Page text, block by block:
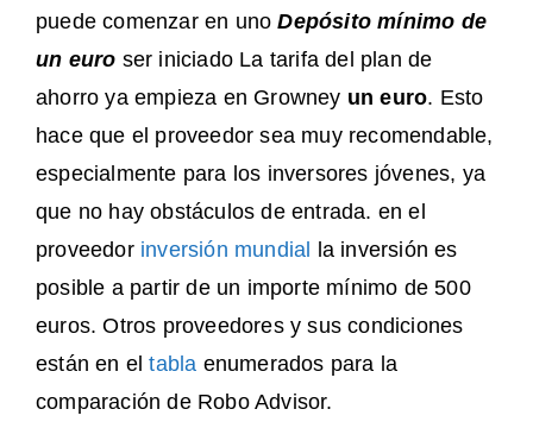
puede comenzar en unoDepósito mínimo de
un euro ser iniciado La tarifa del plan de
ahorro ya empieza en Growney un euro. Esto
hace que el proveedor sea muy recomendable,
especialmente para los inversores jóvenes, ya
que no hay obstáculos de entrada. en el
proveedor inversión mundial
la inversión es
posible a partir de un importe mínimo de 500
euros. Otros proveedores y sus condiciones
están en eltabla enumerados para la
comparación de Robo Advisor.